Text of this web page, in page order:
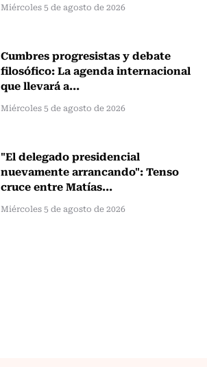
Miércoles 5 de agosto de 2026
Cumbres progresistas y debate
filosófico: La agenda internacional
que llevará a...
Miércoles 5 de agosto de 2026
"El delegado presidencial
nuevamente arrancando": Tenso
cruce entre Matías...
Miércoles 5 de agosto de 2026